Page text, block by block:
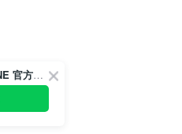
歡迎訂閱我們的 LINE 官方帳號